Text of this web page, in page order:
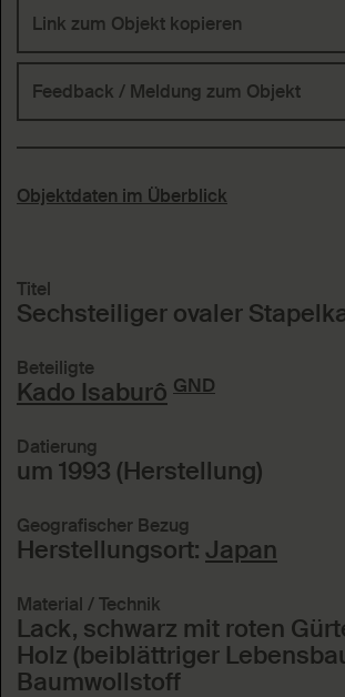
Link zum Objekt kopieren
Feedback / Meldung zum Objekt
Objektdaten im Überblick
Titel
Sechsteiliger ovaler
Beteiligte
Kado Isaburô GND
Datierung
um 1993 (Herstellung)
Geografischer Bezug
Herstellungsort: Japan
Material / Technik
Lack, schwarz mit roten
Holz (beiblättriger
Baumwollstoff